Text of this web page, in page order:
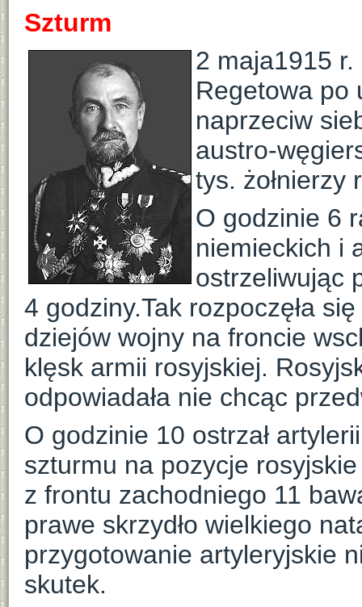
Szturm
2 maja1915
Regetowa po
naprzeciw
austro-
tys. żołnierzy
O godzinie 6
niemieckich i
ostrzeliwując
4 godziny.Tak rozpoczęła
dziejów wojny na froncie
klęsk armii rosyjskiej.
odpowiadała nie chcąc
O godzinie 10 ostrzał
szturmu na pozycje
z frontu zachodniego 11
prawe skrzydło wielkiego
przygotowanie artyleryjskie
skutek.